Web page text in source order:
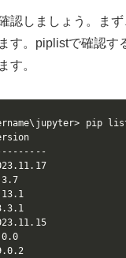
認しましょう。ま
す。piplistで確認す
す。
pip